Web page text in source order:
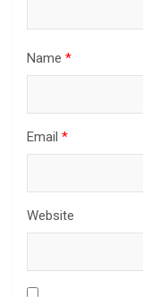
Name *
Email *
Website